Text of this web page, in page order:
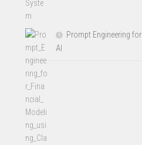
Prompt Engineering
AI